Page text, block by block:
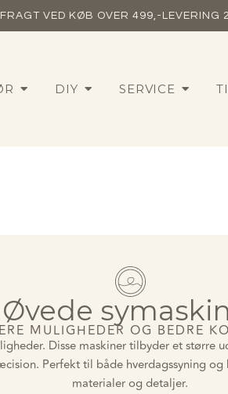
VED KØB OVER 499,-​ LEVERING
DIY SERVICE
Øvede
MULIGHEDER OG BEDRE
Disse maskiner tilbyder et større
Perfekt til både hverdagssyning
materialer og detaljer.